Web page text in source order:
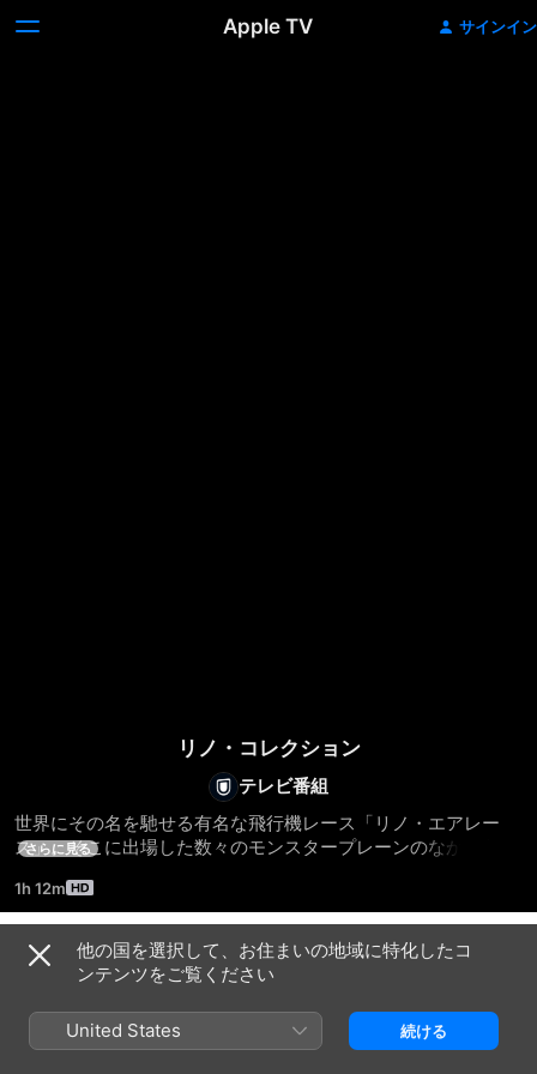
Apple TV サインイン
リノ・コレクション
テレビ番組
世界にその名を馳せる有名な飛行機レース「リノ・エアレー
ス」。そこに出場した数々のモンスタープレーンのなかから、
い機体を厳選収録。30機以上もの機体の各性能やエピソードを
徹底紹介する。
さらに見る
1h 12m
シーズン 1
他の国を選択して、お住まいの地域に特化したコ
ンテンツをご覧ください
United States 続ける